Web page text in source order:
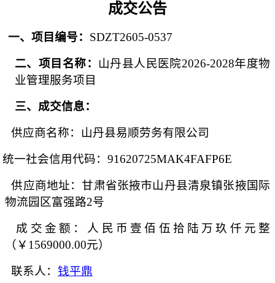
成交公告
一、 项目编号： SDZT2605-0537
二、项目名称： 山丹县人民医院2026-2028年度物
业管理服务项目
三、 成交信息：
供应商名称：山丹县易顺劳务有限公司
一社会信用代码： 91620725MAK4FAFP6E
供应商地址：甘肃省张掖市山丹县清泉镇张掖国际
物流园区富强路2号
成交金额： 人民币壹佰伍拾陆万玖仟元整
（￥ 1569000.00元）
联系人： 钱平鼎